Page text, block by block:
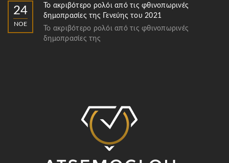
24
ΝΟΈ
Το ακριβότερο ρολόι από τις φθινοπωρινές
δημοπρασίες της Γενεύης του 2021
Το ακριβότερο ρολόι από τις φθινοπωρινές
δημοπρασίες της